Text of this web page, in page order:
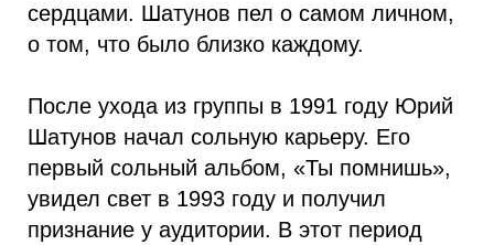
сердцами. Шатунов пел о самом личном,
о том, что было близко каждому.
После ухода из группы в 1991 году Юрий
Шатунов начал сольную карьеру. Его
первый сольный альбом, «Ты помнишь»,
увидел свет в 1993 году и получил
признание у аудитории. В этот период